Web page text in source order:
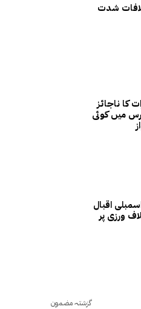
شدت
کا ناجائز
میں کوئی
اقبال
ورزی پر
گزشتہ مضمون